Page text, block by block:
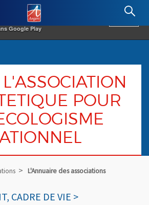
Google Play
Angers.fr : Retour à l'accueil
POUR
L'Annuaire des associations
CADRE DE VIE >